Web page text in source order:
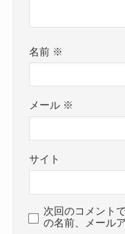
名前 ※
メール ※
サイト
次回のコメント
の名前、メール